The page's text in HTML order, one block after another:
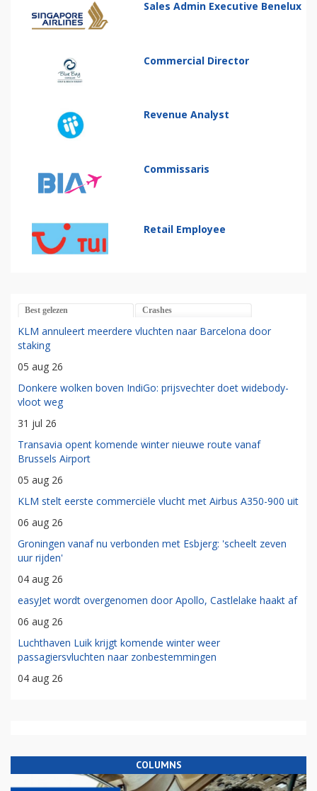
Sales Admin Executive Benelux
Commercial Director
Revenue Analyst
Commissaris
Retail Employee
Best gelezen Crashes
KLM annuleert meerdere vluchten naar Barcelona door
staking
05 aug 26
Donkere wolken boven IndiGo: prijsvechter doet widebody-
vloot weg
31 jul 26
Transavia opent komende winter nieuwe route vanaf
Brussels Airport
05 aug 26
KLM stelt eerste commerciële vlucht met Airbus A350-900 uit
06 aug 26
Groningen vanaf nu verbonden met Esbjerg: 'scheelt zeven
uur rijden'
04 aug 26
easyJet wordt overgenomen door Apollo, Castlelake haakt af
06 aug 26
Luchthaven Luik krijgt komende winter weer
passagiersvluchten naar zonbestemmingen
04 aug 26
COLUMNS